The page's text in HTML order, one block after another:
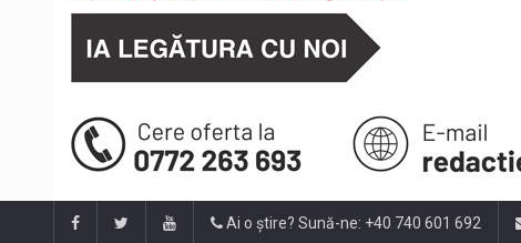
Ai o știre? Sună-ne: +40 740 601 692